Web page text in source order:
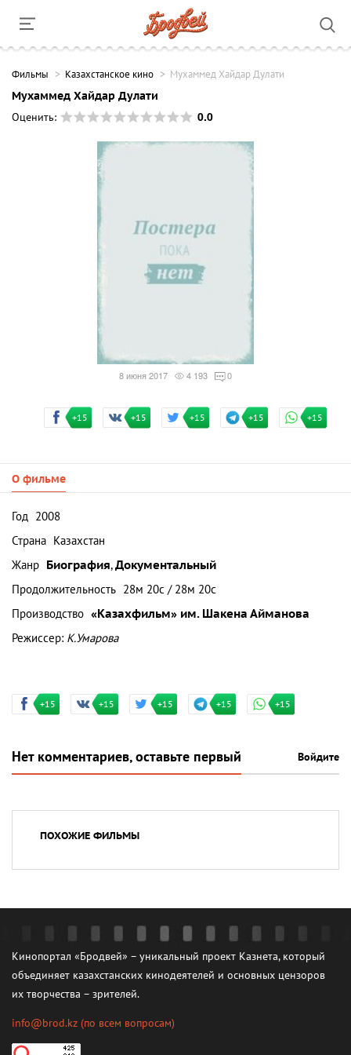
Фильмы Казахстанское кино Мухаммед Хайдар Дулати
Мухаммед Хайдар Дулати
Оценить:
0.0
8 июня 2017 4 193 0
+15 +15 +15 +15 +15
О фильме
Год 2008
Страна
Казахстан
Жанр Биография,Документальный
Продолжительность 28м 20с / 28м 20с
Производство «Казахфильм» им. Шакена Айманова
Режиссер: К.Умарова
+15 +15 +15 +15 +15
Нет комментариев, оставьте первый Войдите
ПОХОЖИЕ ФИЛЬМЫ
Кинопортал «Бродвей» – уникальный проект Казнета, который
объединяет казахстанских кинодеятелей и основных цензоров
их творчества – зрителей.
info@brod.kz (по всем вопросам)